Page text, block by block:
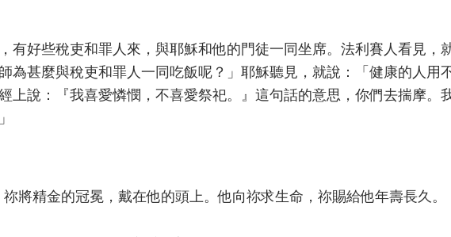
有好些稅吏和罪人來，與耶穌和他的門徒一同坐席。法利賽人看見，
為甚麼與稅吏和罪人一同吃飯呢？」耶穌聽見，就說：「健康的人用
上說：『我喜愛憐憫，不喜愛祭祀。』這句話的意思，你們去揣摩。
將精金的冠冕，戴在他的頭上。他向祢求生命，祢賜給他年壽長久。